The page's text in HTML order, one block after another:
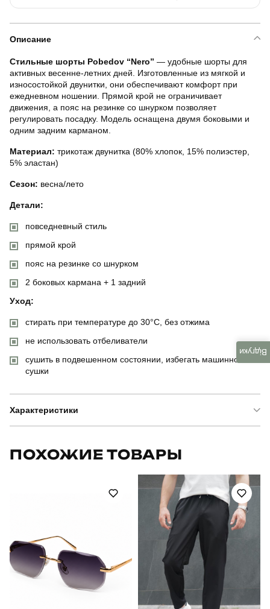
Описание
Стильные шорты Pobedov “Nero” — удобные шорты для
активных весенне-летних дней. Изготовленные из мягкой и
износостойкой двунитки, они обеспечивают комфорт при
ежедневном ношении. Прямой крой не ограничивает
движения, а пояс на резинке со шнурком позволяет
регулировать посадку. Модель оснащена двумя боковыми и
одним задним карманом.
Материал: трикотаж двунитка (80% хлопок, 15% полиэстер,
5% эластан)
Сезон: весна/лето
Детали:
повседневный стиль
прямой крой
пояс на резинке со шнурком
2 боковых кармана + 1 задний
Уход:
стирать при температуре до 30°C, без отжима
не использовать отбеливатели
сушить в подвешенном состоянии, избегать машинной
сушки
Характеристики
для повсякденного носіння
повсякденний
Сезон
Склад тканини 80% бавовна, 15% поліестер, 5% еластан
ПОХОЖИЕ ТОВАРЫ
Відгуки